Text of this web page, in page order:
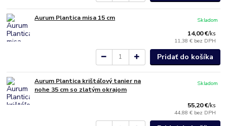
Aurum Plantica misa 15 cm
14,00 €/ks
11,38 € bez DPH
Skladom
Pridať do košíka
Aurum Plantica krištáľový tanier na
nohe 35 cm so zlatým okrajom
55,20 €/ks
44,88 € bez DPH
Skladom